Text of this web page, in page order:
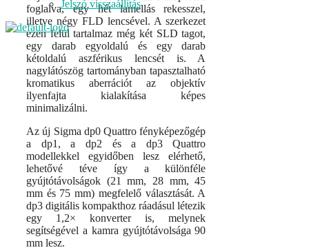
Jelszó visszaállítás
foglalva, egy hét lamellás rekesszel,
illetve négy FLD lencsével. A szerkezet
ezen felül tartalmaz még két SLD tagot,
egy darab egyoldalú és egy darab
kétoldalú aszférikus lencsét is. A
nagylátószög tartományban tapasztalható
kromatikus aberrációt az objektív
ilyenfajta kialakítása képes
minimalizálni.
Az új Sigma dp0 Quattro fényképezőgép
a dp1, a dp2 és a dp3 Quattro
modellekkel egyidőben lesz elérhető,
lehetővé téve így a különféle
gyújtótávolságok (21 mm, 28 mm, 45
mm és 75 mm) megfelelő választását. A
dp3 digitális kompakthoz ráadásul létezik
egy 1,2× konverter is, melynek
segítségével a kamra gyújtótávolsága 90
mm lesz.